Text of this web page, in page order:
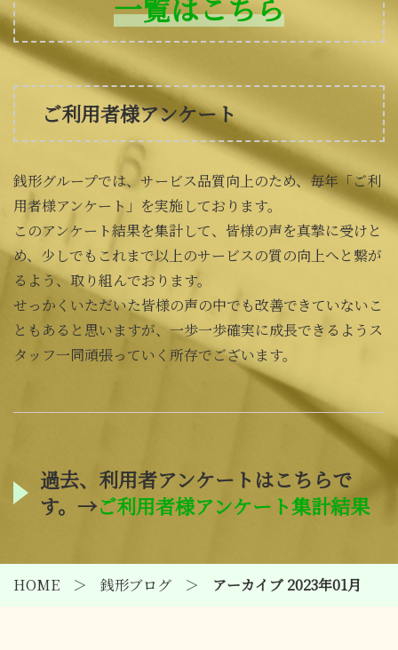
一覧はこちら
ご利用者様アンケート
銭形グループでは、サービス品質向上のため、毎年「ご利
用者様アンケート」を実施しております。
このアンケート結果を集計して、皆様の声を真摯に受けと
め、少しでもこれまで以上のサービスの質の向上へと繋が
るよう、取り組んでおります。
せっかくいただいた皆様の声の中でも改善できていないこ
ともあると思いますが、一歩一歩確実に成長できるようス
タッフ一同頑張っていく所存でございます。
過去、利用者アンケートはこちらで
す。→ご利用者様アンケート集計結果
HOME 銭形ブログ アーカイブ 2023年01月